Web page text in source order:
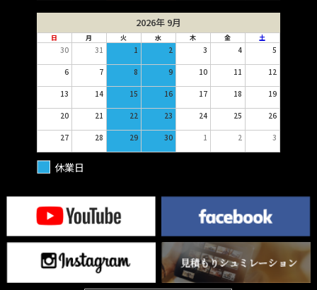
2026年 9月
日 月 火 水 木 金 土
30 31 1 2 3 4 5
6 7 8 9 10 11 12
13 14 15 16 17 18 19
20 21 22 23 24 25 26
27 28 29 30 1 2 3
休業日